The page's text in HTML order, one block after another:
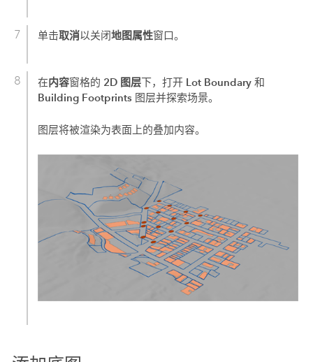
单击取消以关闭地图属性窗口。
在内容窗格的 2D 图层下，打开 Lot Boundary 和
Building Footprints 图层并探索场景。
图层将被渲染为表面上的叠加内容。